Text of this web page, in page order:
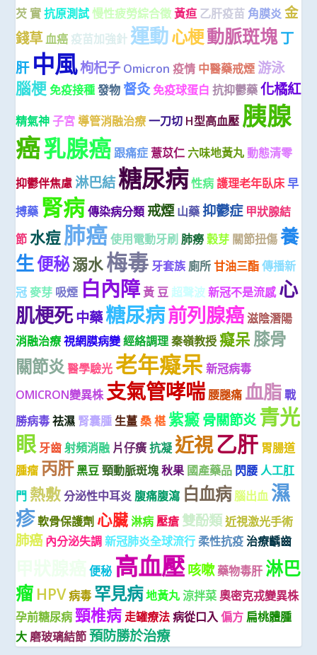
芡 實 抗原測試 慢性疲勞綜合徵 黃疸 乙肝疫苗 角膜炎 金
錢草 血癌 疫苗加強針 運動心梗動脈斑塊丁
肝 中風枸杞子 Omicron 疫情 中醫藥戒煙 游泳
腦梗 免疫接種 發物 督灸免疫球蛋白 抗抑鬱藥 化橘紅
精氣神 子宮 導管消融治療 一刀切 H型高血壓 胰腺
癌乳腺癌 跟痛症 薏苡仁 六味地黃丸 動態清零
抑鬱伴焦慮 淋巴結糖尿病性病 護理老年臥床 早
搏藥 腎病 傳染病分類 戒煙 山藥 抑鬱症 甲狀腺結
節 水痘肺癌 使用電動牙刷 肺癆 穀芽 關節扭傷 養
生便秘溺水梅毒 牙套族 廁所 甘油三酯 傳播新
冠 麥芽 吸煙 白內障 黃 豆 超聲波 新冠不是流感 心
肌梗死中藥糖尿病前列腺癌滋陰潛陽
消融治療 視網膜病變 經絡調理 秦嶺教授 癡呆 膝骨
關節炎醫學驗光 老年癡呆 新冠病毒
OMICRON變異株支氣管哮喘腰腿痛 血脂 戰
勝病毒 祛濕 腎囊腫 生薑 桑 椹 紫癜骨關節炎青光
眼牙齒 射頻消融 片仔癀 抗凝 近視乙肝 胃腸道
腫瘤 丙肝黑豆 頸動脈斑塊秋果 國產藥品 閃腰 人工肛
門 熱敷 分泌性中耳炎 腹痛腹瀉 白血病 腦出血 濕
疹軟骨保護劑 心臟 淋病 壓瘡 雙酚類 近視激光手術
肺癌 內分泌失調 新冠肺炎全球流行 柔性抗疫 治療齲齒
便秘 高血壓咳嗽 藥物毒肝 淋巴
瘤 HPV病毒 罕見病地黃丸 涼拌菜 奧密克戎變異株
孕前糖尿病 頸椎病 走罐療法 病從口入 偏方 扁桃體腫
大 磨玻璃結節 預防勝於治療